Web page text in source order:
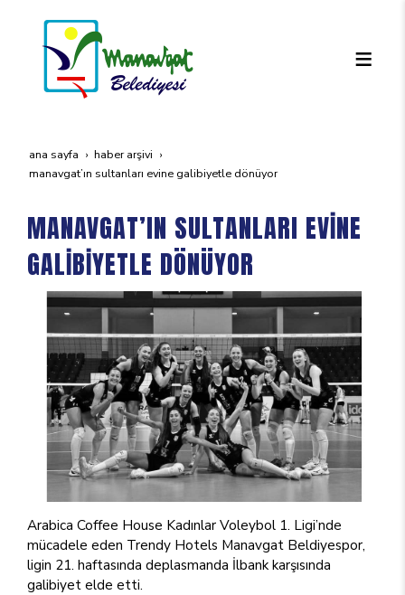
ana sayfa
haber arşivi
manavgat’in sultanlari evi̇ne gali̇bi̇yetle dönüyor
MANAVGAT’IN SULTANLARI EVİNE
GALİBİYETLE DÖNÜYOR
Arabica Coffee House Kadınlar Voleybol 1. Ligi’nde
mücadele eden Trendy Hotels Manavgat Beldiyespor,
ligin 21. haftasında deplasmanda İlbank karşısında
galibiyet elde etti.